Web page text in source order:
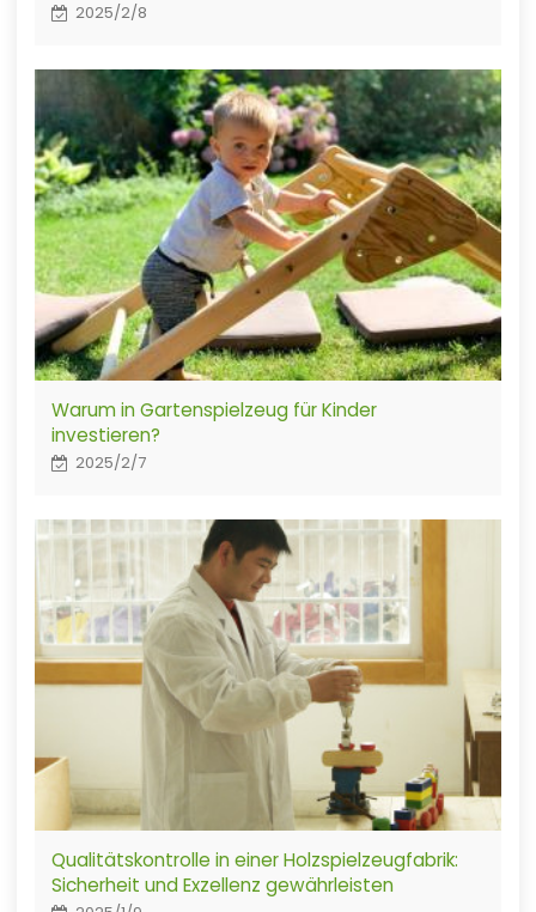
2025/2/8
Warum in Gartenspielzeug für Kinder
investieren?
2025/2/7
Qualitätskontrolle in einer Holzspielzeugfabrik:
Sicherheit und Exzellenz gewährleisten